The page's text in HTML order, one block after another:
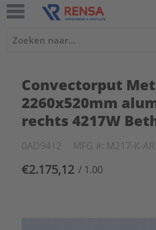
Convectorput
2260x520mm
rechts 4217W
0AD9412 MFG #: M217-K-AR
€2.175,12 / 1.00